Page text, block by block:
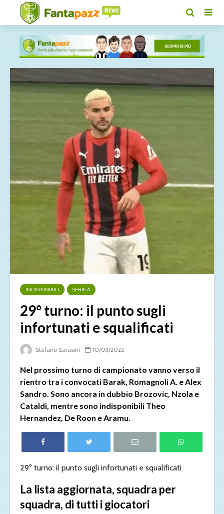
INDISPONIBILI SERIE A
29° turno: il punto sugli
infortunati e squalificati
Stefano Sarasini 10/03/2022
Nel prossimo turno di campionato vanno verso il
rientro tra i convocati Barak, Romagnoli A. e Alex
Sandro. Sono ancora in dubbio Brozovic, Nzola e
Cataldi, mentre sono indisponibili Theo
Hernandez, De Roon e Aramu.
29° turno: il punto sugli infortunati e squalificati
La lista aggiornata, squadra per
squadra, di tutti i giocatori